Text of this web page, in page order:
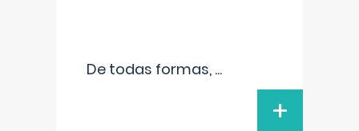
De todas formas, ...
+